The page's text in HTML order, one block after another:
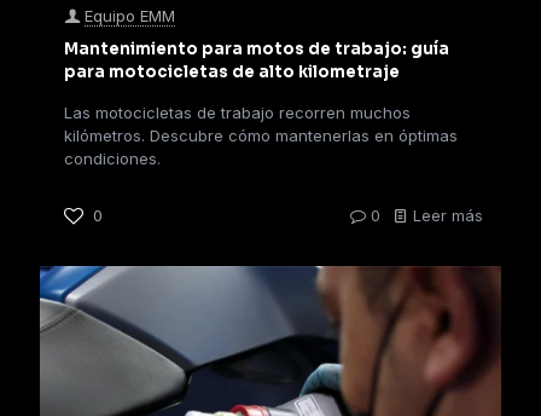
Equipo EMM
Mantenimiento para motos de trabajo: guía
para motocicletas de alto kilometraje
Las motocicletas de trabajo recorren muchos
kilómetros. Descubre cómo mantenerlas en óptimas
condiciones.
0 0 Leer más